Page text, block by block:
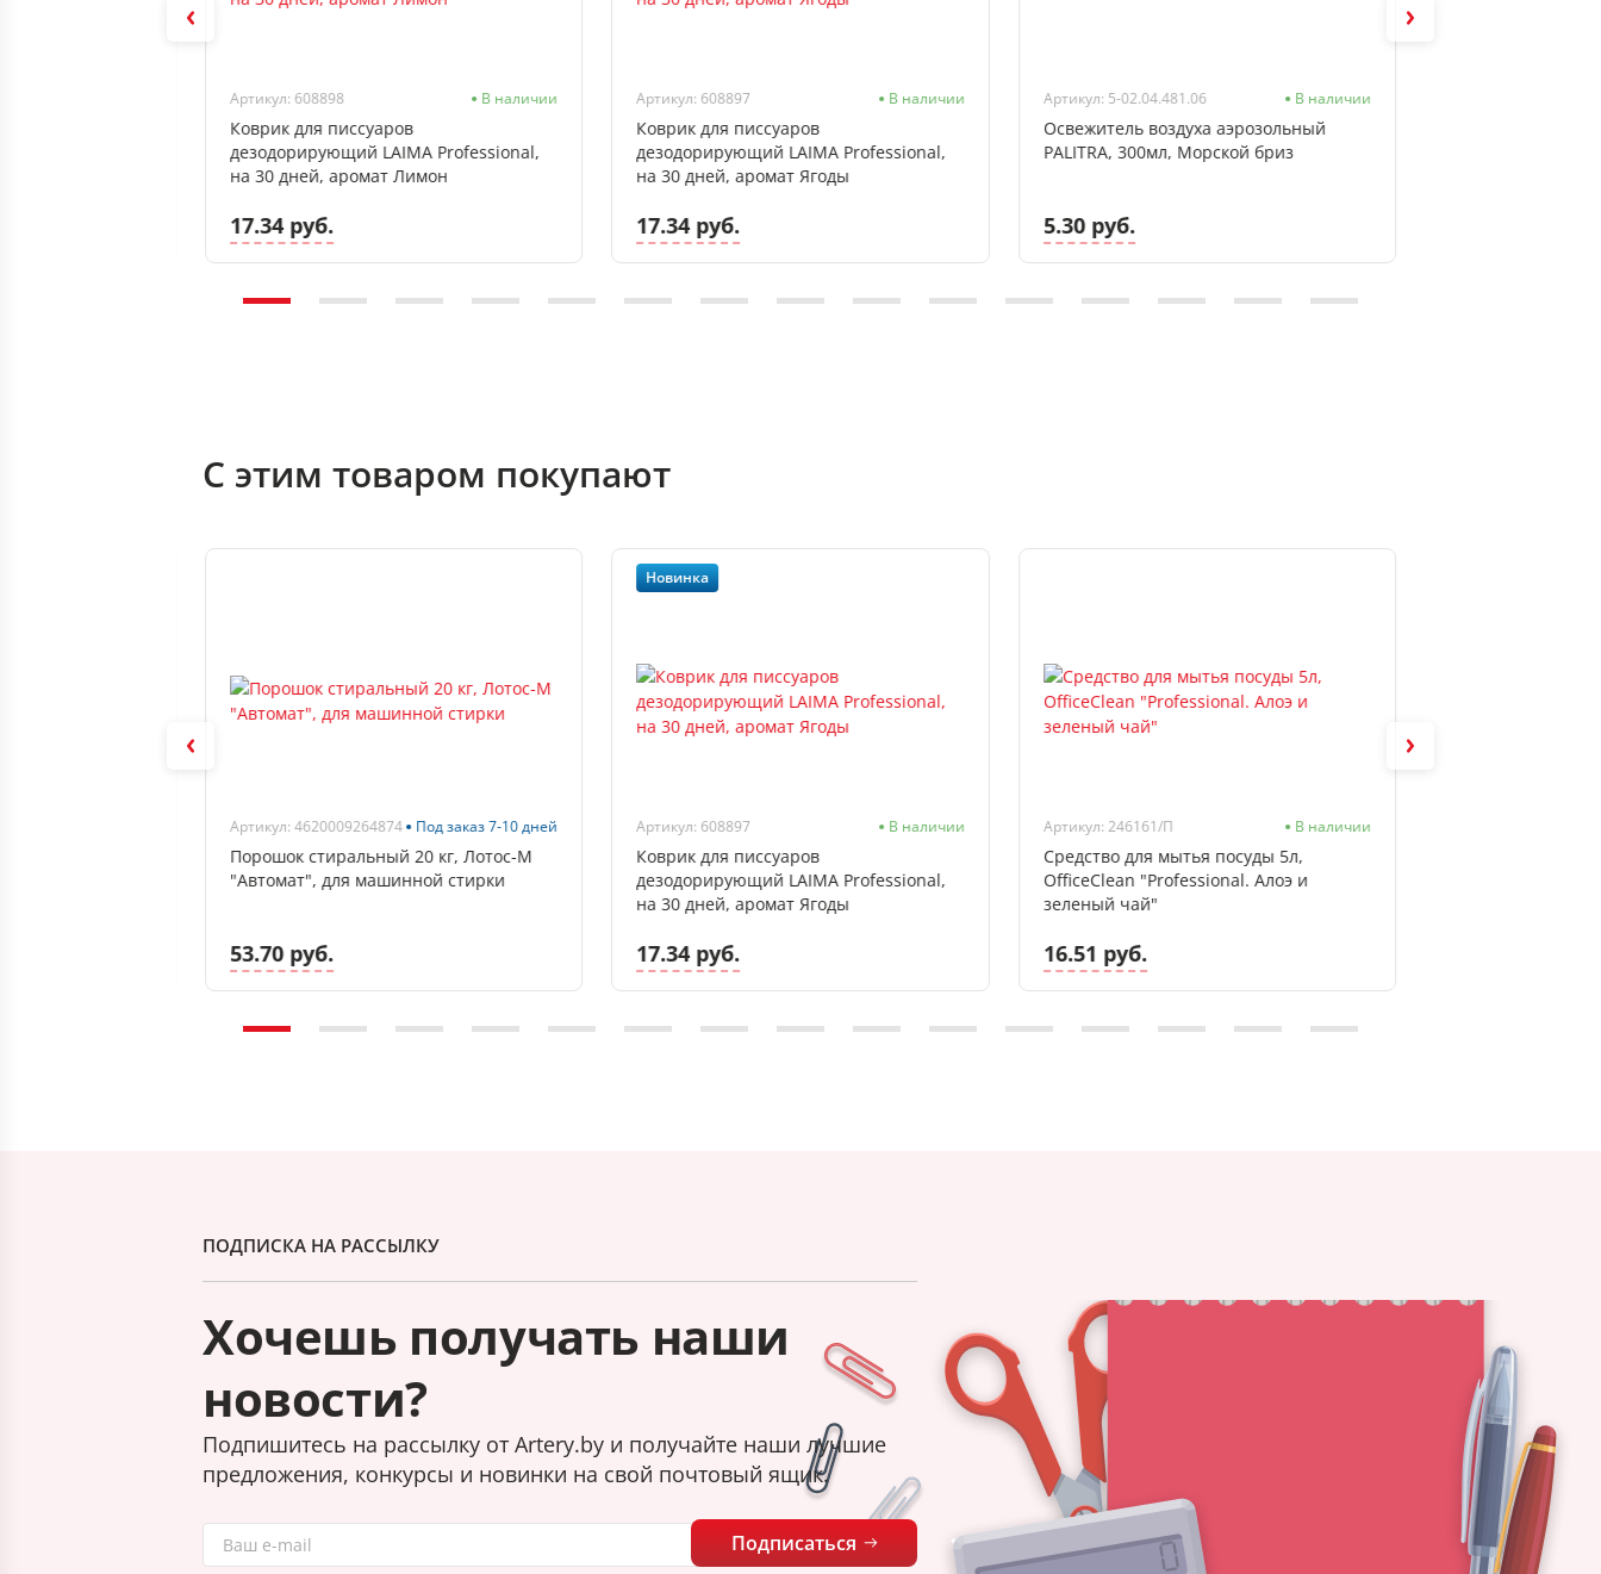
Артикул: 608898 В наличии
Коврик для писсуаров
дезодорирующий LAIMA Professional,
на 30 дней, аромат Лимон
17.34 руб.
Артикул: 608897 В наличии
Коврик для писсуаров
дезодорирующий LAIMA Professional,
на 30 дней, аромат Ягоды
17.34 руб.
Артикул: 5-02.04.481.06 В наличии
Освежитель воздуха аэрозольный
PALITRA, 300мл, Морской бриз
5.30 руб.
С этим товаром покупают
Артикул: 4620009264874 Под заказ 7-10 дней
Порошок стиральный 20 кг, Лотос-М
"Автомат", для машинной стирки
53.70 руб.
Новинка
Артикул: 608897 В наличии
Коврик для писсуаров
дезодорирующий LAIMA Professional,
на 30 дней, аромат Ягоды
17.34 руб.
Артикул: 246161/П В наличии
Средство для мытья посуды 5л,
OfficeClean "Professional. Алоэ и
зеленый чай"
16.51 руб.
ПОДПИСКА НА РАССЫЛКУ
Хочешь получать наши
новости?
Подпишитесь на рассылку от Artery.by и получайте наши лучшие
предложения, конкурсы и новинки на свой почтовый ящик.
Подписаться